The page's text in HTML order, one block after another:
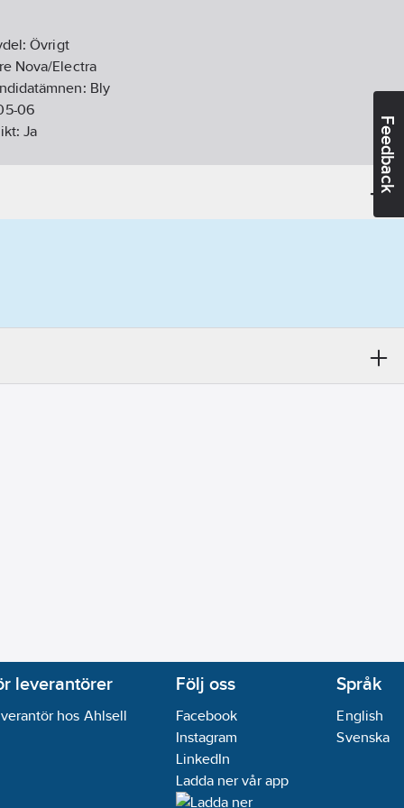
Feedback
Övrigt
Nova/Electra
Bly
06
Ja
leverantörer
hos Ahlsell
Följ oss
Facebook
Instagram
LinkedIn
Ladda ner vår app
Språk
English
Svenska